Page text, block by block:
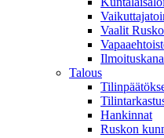
Vaalit
Talous
Hankinnat
Ruskon